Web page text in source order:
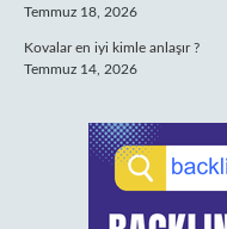
Temmuz 18, 2026
Kovalar en iyi kimle anlaşır ?
Temmuz 14, 2026